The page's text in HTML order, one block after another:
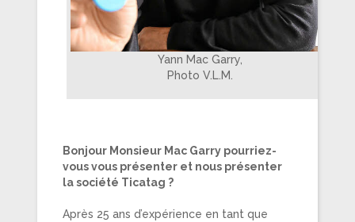
Yann Mac Garry,
Photo V.L.M.
Bonjour Monsieur Mac Garry pourriez-
vous vous présenter et nous présenter
la société Ticatag ?
Après 25 ans d’expérience en tant que